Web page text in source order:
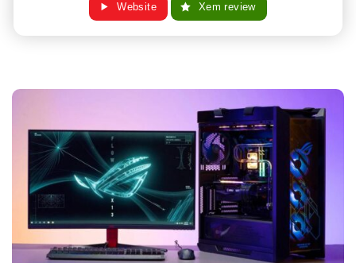
Website Xem review